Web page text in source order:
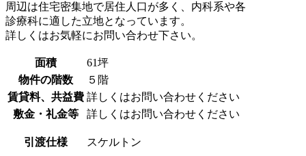
周辺は住宅密集地で居住人口が多く、内科系や各
診療科に適した立地となっています。
詳しくはお気軽にお問い合わせ下さい。
面積
61坪
物件の階数
５階
賃貸料、共益費 詳しくはお問い合わせください
敷金・礼金等
詳しくはお問い合わせください
引渡仕様 スケルトン